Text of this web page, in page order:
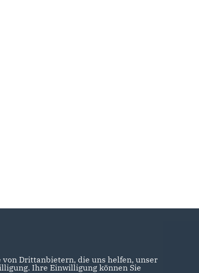
von Drittanbietern, die uns helfen, unser
Ihre Einwilligung können Sie